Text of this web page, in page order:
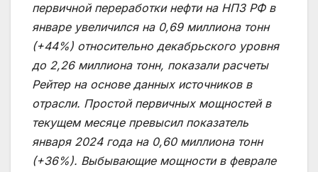
первичной переработки нефти на НПЗ РФ в
январе увеличился на 0,69 миллиона тонн
(+44%) относительно декабрьского уровня
до 2,26 миллиона тонн, показали расчеты
Рейтер на основе данных источников в
отрасли. Простой первичных мощностей в
текущем месяце превысил показатель
января 2024 года на 0,60 миллиона тонн
(+36%). Выбывающие мощности в феврале